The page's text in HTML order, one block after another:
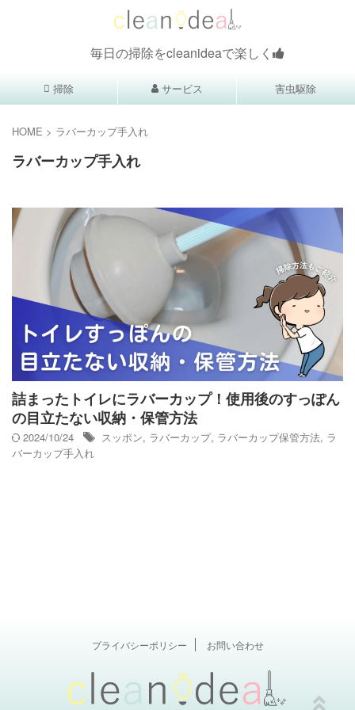
毎日の掃除をcleanideaで楽しく
掃除 サービス 害虫駆除
HOME > ラバーカップ手入れ
ラバーカップ手入れ
詰まったトイレにラバーカップ！使用後のすっぽん
の目立たない収納・保管方法
2024/10/24 スッポン, ラバーカップ, ラバーカップ保管方法, ラ
バーカップ手入れ
プライバシーポリシー お問い合わせ